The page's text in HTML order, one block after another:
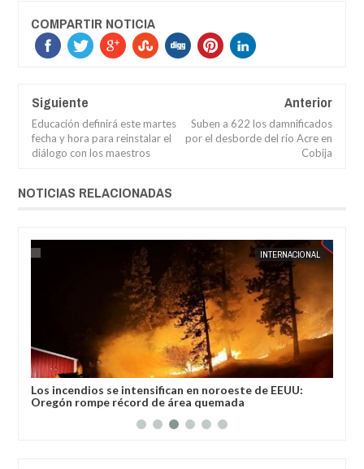
COMPARTIR NOTICIA
Siguiente
Educación definirá este martes
fecha y hora para reinstalar el
diálogo con los maestros
Anterior
Suben a 622 los damnificados
por el desborde del río Acre en
Cobija
NOTICIAS RELACIONADAS
AUG 04, 2026
INTERNACIONAL
Los incendios se intensifican en noroeste de EEUU:
Oregón rompe récord de área quemada
JORGE